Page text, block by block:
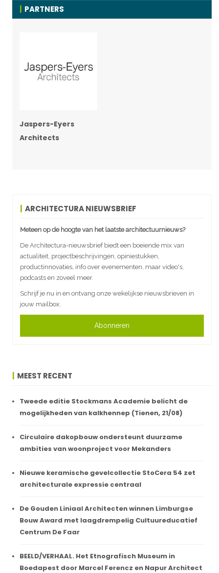
PARTNERS
Jaspers-Eyers
Architects
ARCHITECTURA NIEUWSBRIEF
Meteen op de hoogte van het laatste architectuurnieuws?
De Architectura-nieuwsbrief biedt een boeiende mix van
actualiteit, projectbeschrijvingen, opiniestukken,
productinnovaties, info over evenementen, maar video's,
podcasts en zoveel meer.
Schrijf je nu in en ontvang onze wekelijkse nieuwsbrieven in
jouw mailbox.
Abonneren
MEEST RECENT
Tweede editie Stockmans Academie belicht de
mogelijkheden van kalkhennep (Tienen, 21/08)
Circulaire dakopbouw ondersteunt duurzame
ambities van woonproject voor Mekanders
Nieuwe keramische gevelcollectie StoCera 54 zet
architecturale expressie centraal
De Gouden Liniaal Architecten winnen Limburgse
Bouw Award met laagdrempelig Cultuureducatief
Centrum De Faar
BEELD/VERHAAL. Het Etnografisch Museum in
Boedapest door Marcel Ferencz en Napur Architect